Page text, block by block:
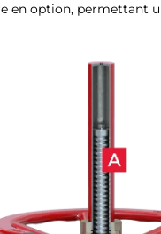
en option, permettant